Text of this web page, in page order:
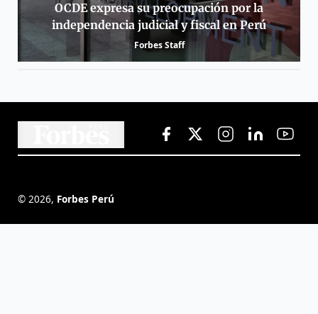
OCDE expresa su preocupación por la
independencia judicial y fiscal en Perú
Forbes Staff
© 2026, Forbes Perú